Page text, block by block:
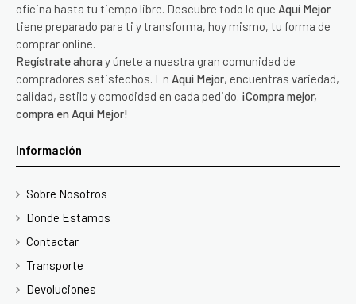
oficina hasta tu tiempo libre. Descubre todo lo que Aquí Mejor
tiene preparado para ti y transforma, hoy mismo, tu forma de
comprar online.
Regístrate ahora y únete a nuestra gran comunidad de
compradores satisfechos. En Aquí Mejor, encuentras variedad,
calidad, estilo y comodidad en cada pedido. ¡Compra mejor,
compra en Aquí Mejor!
Información
Sobre Nosotros
Donde Estamos
Contactar
Transporte
Devoluciones